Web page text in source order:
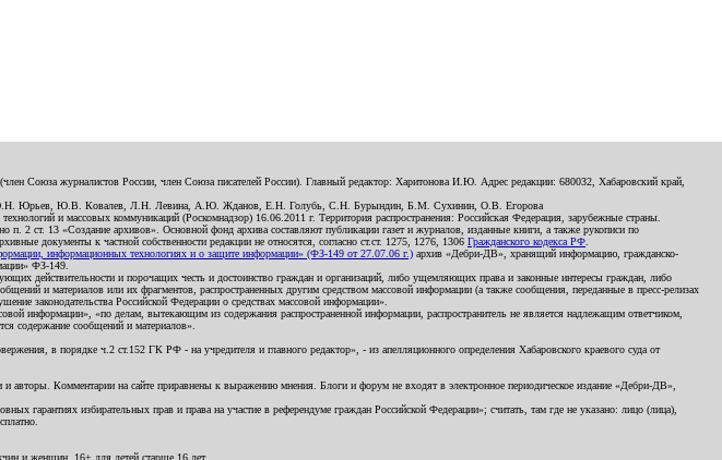
Союза журналистов России, член Союза писателей России). Главный редактор: Харитонова И.Ю. Адрес редакции: 680032, Хабаровский край,
Ю.Н. Юрьев, Ю.В. Ковалев, Л.Н. Левина, А.Ю. Жданов, Е.Н. Голубь, С.Н. Бурындин, Б.М. Сухинин, О.В. Егорова
и массовых коммуникаций (Роскомнадзор) 16.06.2011 г. Территория распространения: Российская Федерация, зарубежные страны.
п. 2 ст. 13 «Создание архивов». Основной фонд архива составляют публикации газет и журналов, изданные книги, а также рукописи по
документы к частной собственности редакции не относятся, согласно ст.ст. 1275, 1276, 1306 Гражданского кодекса РФ
информационных технологиях и о защите информации» (ФЗ-149 от 27.07.06 г.) архив «Дебри-ДВ», хранящий информацию, гражданско-
ФЗ-149.
действительности и порочащих честь и достоинство граждан и организаций, либо ущемляющих права и законные интересы граждан, либо
и материалов или их фрагментов, распространенных другим средством массовой информации (а также сообщения, переданные в пресс-релизах
законодательства Российской Федерации о средствах массовой информации».
информации», «по делам, вытекающим из содержания распространенной информации, распространитель не является надлежащим ответчиком,
содержание сообщений и материалов».
в порядке ч.2 ст.152 ГК РФ - на учредителя и главного редактор», - из апелляционного определения Хабаровского краевого суда от
и авторы. Комментарии на сайте приравнены к выражению мнения. Блоги и форум не входят в электронное периодическое издание «Дебри-ДВ»,
избирательных прав и права на участие в референдуме граждан Российской Федерации»; считать, там где не указано: лицо (лица),
и женщин. 16+ для детей старше 16 лет.